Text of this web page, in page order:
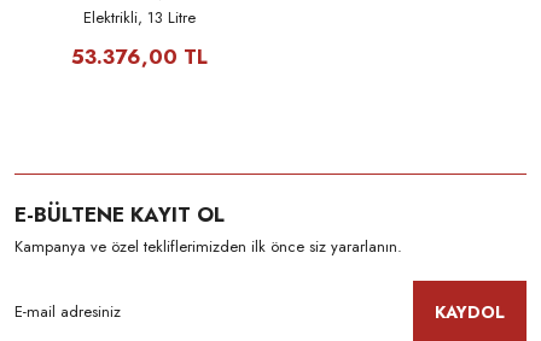
Elektrikli, 13 Litre
53.376,00 TL
E-BÜLTENE KAYIT OL
Kampanya ve özel tekliflerimizden ilk önce siz yararlanın.
KAYDOL